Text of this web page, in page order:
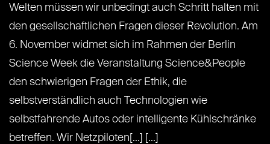
Welten müssen wir unbedingt auch Schritt halten mit
den gesellschaftlichen Fragen dieser Revolution. Am
6. November widmet sich im Rahmen der Berlin
Science Week die Veranstaltung Science&People
den schwierigen Fragen der Ethik, die
selbstverständlich auch Technologien wie
selbstfahrende Autos oder intelligente Kühlschränke
betreffen. Wir Netzpiloten[...] [...]